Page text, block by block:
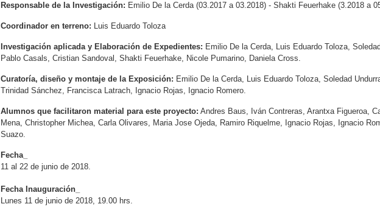
Responsable de la Investigación: Emilio De la Cerda (03.2017 a 03.2018) - Shakti Feuerhake (3.2018 a
Coordinador en terreno: Luis Eduardo Toloza
Investigación aplicada y Elaboración de Expedientes: Emilio De la Cerda, Luis Eduardo Toloza,
Pablo Casals, Cristian Sandoval, Shakti Feuerhake, Nicole Pumarino, Daniela Cross.
Curatoría, diseño y montaje de la Exposición: Emilio De la Cerda, Luis Eduardo Toloza, Soledad
Trinidad Sánchez, Francisca Latrach, Ignacio Rojas, Ignacio Romero.
Alumnos que facilitaron material para este proyecto: Andres Baus, Iván Contreras, Arantxa Figueroa,
Mena, Christopher Michea, Carla Olivares, Maria Jose Ojeda, Ramiro Riquelme, Ignacio Rojas, Ignacio
Suazo.
Fecha_
11 al 22 de junio de 2018.
Fecha Inauguración_
Lunes 11 de junio de 2018, 19.00 hrs.